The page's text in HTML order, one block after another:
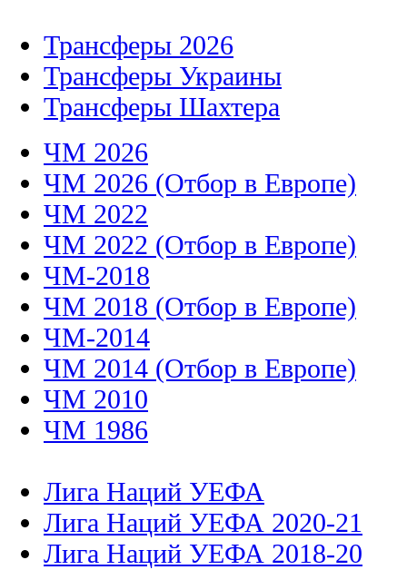
Трансферы 2026
Трансферы Украины
Трансферы Шахтера
ЧМ 2026
ЧМ 2026 (Отбор в Европе)
ЧМ 2022
ЧМ 2022 (Отбор в Европе)
ЧМ-2018
ЧМ 2018 (Отбор в Европе)
ЧМ-2014
ЧМ 2014 (Отбор в Европе)
ЧМ 2010
ЧМ 1986
Лига Наций УЕФА
Лига Наций УЕФА 2020-21
Лига Наций УЕФА 2018-20